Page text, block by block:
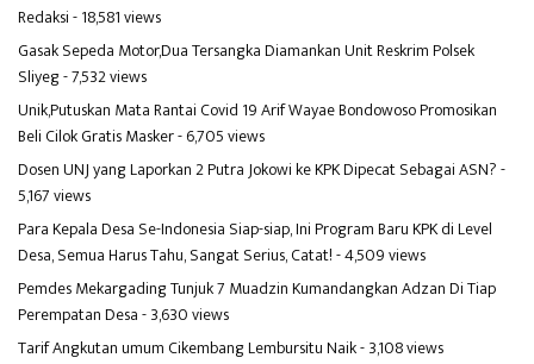
Redaksi- 18,581 views
Gasak Sepeda Motor,Dua Tersangka Diamankan Unit Reskrim Polsek
Sliyeg- 7,532 views
Unik,Putuskan Mata Rantai Covid 19 Arif Wayae Bondowoso Promosikan
Beli Cilok Gratis Masker- 6,705 views
Dosen UNJ yang Laporkan 2 Putra Jokowi ke KPK Dipecat Sebagai ASN?-
5,167 views
Para Kepala Desa Se-Indonesia Siap-siap, Ini Program Baru KPK di Level
Desa, Semua Harus Tahu, Sangat Serius, Catat!- 4,509 views
Pemdes Mekargading Tunjuk 7 Muadzin Kumandangkan Adzan Di Tiap
Perempatan Desa- 3,630 views
Tarif Angkutan umum Cikembang Lembursitu Naik- 3,108 views